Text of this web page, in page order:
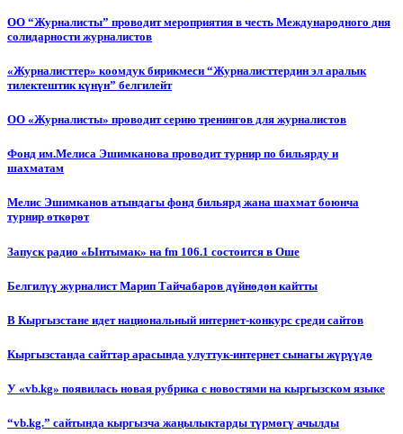
ОО “Журналисты” проводит мероприятия в честь Международного дня
солидарности журналистов
«Журналисттер» коомдук бирикмеси “Журналисттердин эл аралык
тилектештик күнүн” белгилейт
ОО «Журналисты» проводит серию тренингов для журналистов
Фонд им.Мелиса Эшимканова проводит турнир по бильярду и
шахматам
Мелис Эшимканов атындагы фонд бильярд жана шахмат боюнча
турнир өткөрөт
Запуск радио «Ынтымак» на fm 106.1 состоится в Оше
Белгилүү журналист Марип Тайчабаров дүйнөдөн кайтты
В Кыргызстане идет национальный интернет-конкурс среди сайтов
Кыргызстанда сайттар арасында улуттук-интернет сынагы жүрүүдө
У «vb.kg» появилась новая рубрика с новостями на кыргызском языке
“vb.kg.” сайтында кыргызча жаңылыктарды түрмөгү ачылды